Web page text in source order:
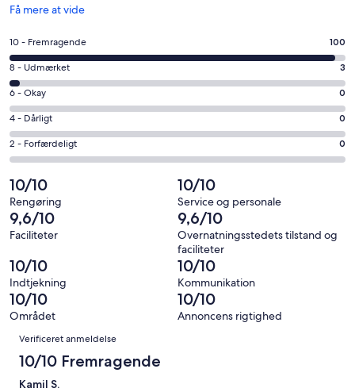
Få mere at vide
Åbner
et
nyt
vindue
Bedømmelse
på
10
−
Fremragende.
100
af
i
alt
103
anmeldelser
10 - Fremragende 100
Bedømmelse
på
8
−
Udmærket.
3
i
alt
103
anmeldelser
8 - Udmærket 3
Bedømmelse
på
6
−
Okay.
0
af
i
alt
103
anmeldelser
6 - Okay 0
Bedømmelse
på
4
Dårligt.
0
af
i
103
anmeldelser
4 - Dårligt 0
Bedømmelse
på
2
−
Forfærdeligt.
0
i
alt
103
anmeldelser
2 - Forfærdeligt 0
10/10
Rengøring
10/10
Service og personale
9,6/10
Faciliteter
9,6/10
Overnatningsstedets tilstand og
faciliteter
10/10
Indtjekning
10/10
Kommunikation
10/10
Området
10/10
Annoncens rigtighed
Anmeldelser
Verificeret anmeldelse
10/10 Fremragende
Kamil S.